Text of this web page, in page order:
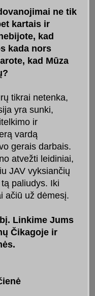
ne tik
kartais ir
kad
kada nors
kad Mūza
tikrai netenka,
yra sunki,
ir
vardą
gerais darbais.
atvežti leidiniai,
JAV vyksiančių
paliudys. Iki
ačiū už dėmesį.
Linkime Jums
Čikagoje ir